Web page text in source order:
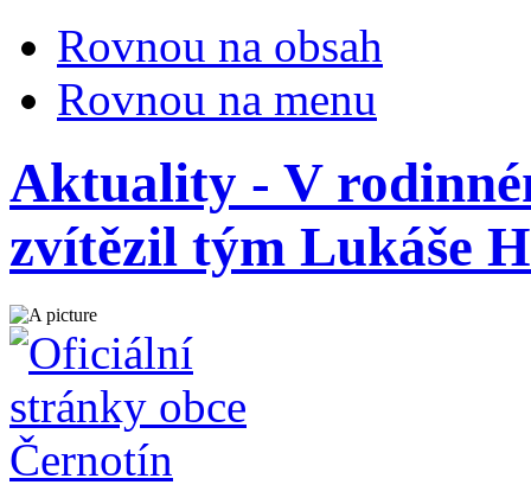
Rovnou na obsah
Rovnou na menu
Aktuality - V
zvítězil tým Lukáše